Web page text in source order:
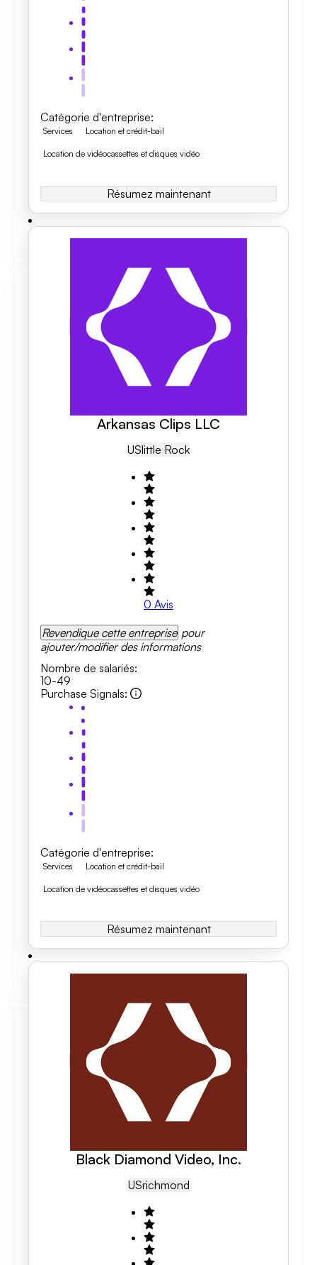
Catégorie d'entreprise:
Services Location et crédit-bail
Location de vidéocassettes et disques vidéo
Résumez maintenant
Arkansas Clips LLC
USLittle Rock
0 Avis
Revendique cette entreprise pour
ajouter/modifier des informations
Nombre de salariés:
10-49
Purchase Signals:
Catégorie d'entreprise:
Services Location et crédit-bail
Location de vidéocassettes et disques vidéo
Résumez maintenant
Black Diamond Video, Inc.
USRichmond